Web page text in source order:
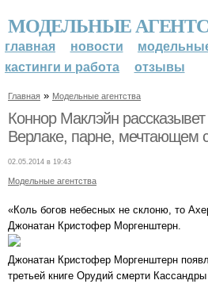
МОДЕЛЬНЫЕ
главная новости
кастинги и работа
отзывы
Главная » Модельные агентства
Коннор Маклэйн
Верлаке, парне, мечтающем
02.05.2014 в 19:43
Модельные агентства
«Коль богов небесных не склоню, то
Джонатан Кристофер Моргенштерн.
Джонатан Кристофер Моргенштерн
третьей книге Орудий смерти